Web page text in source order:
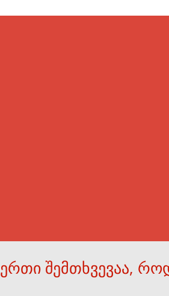
შემთხვევაა,